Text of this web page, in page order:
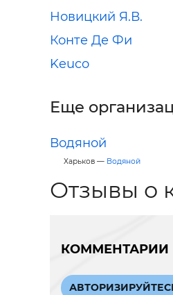
Новицкий Я.В.
Конте Де Фи
Keuco
Еще
Водяной
Харьков — Водяной
Отзывы о
КОММЕНТАРИИ